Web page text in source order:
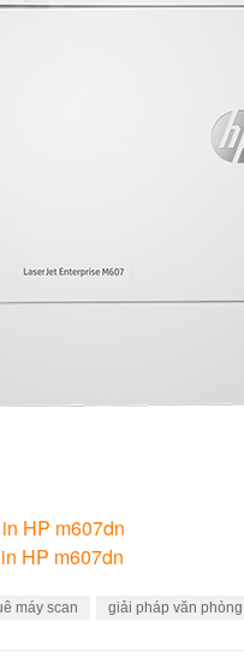
HP m607dn
HP m607dn
máy scan giải pháp văn phòng